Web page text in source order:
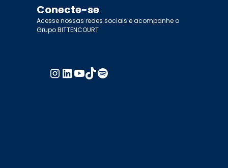
Conecte-se
Acesse nossas redes sociais e acompanhe o
Grupo BITTENCOURT